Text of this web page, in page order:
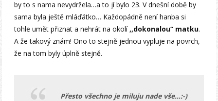
by to s nama nevydržela…a to jí bylo 23. V dnešní době by
sama byla ještě mláďátko… Každopádně není hanba si
tohle umět přiznat a nehrát na okolí,,dokonalou“ matku.
A že takový znám! Ono to stejně jednou vypluje na povrch,
že na tom byly úplně stejně.
Přesto všechno je miluju nade vše…:-)